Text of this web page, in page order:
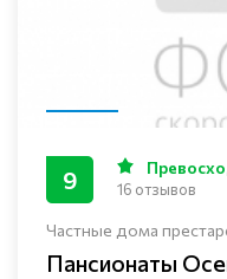
Частные дома
Пансионаты
9 16 отзывов